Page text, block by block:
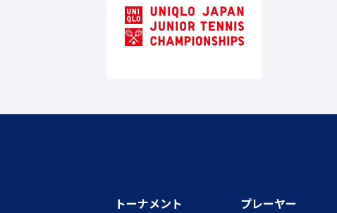
トーナメント プレーヤー